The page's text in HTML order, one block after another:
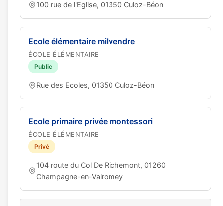
100 rue de l'Eglise, 01350 Culoz-Béon
Ecole élémentaire milvendre
ÉCOLE ÉLÉMENTAIRE
Public
Rue des Ecoles, 01350 Culoz-Béon
Ecole primaire privée montessori
ÉCOLE ÉLÉMENTAIRE
Privé
104 route du Col De Richemont, 01260
Champagne-en-Valromey